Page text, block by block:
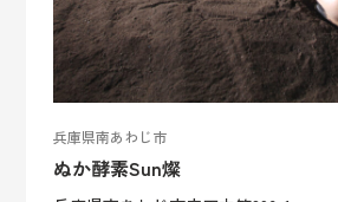
兵庫県南あわじ市
ぬか酵素Sun燦